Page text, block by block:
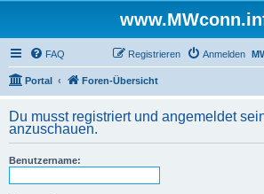
FAQ Anmelden
Registrieren
Portal Foren-Übersicht
Du musst registriert und angemeldet
anzuschauen.
Benutzername: